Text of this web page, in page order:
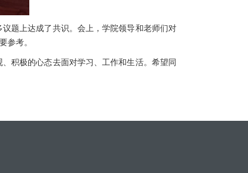
题上达成了共识。会上，学院领导和老师们对
参考。
积极的心态去面对学习、工作和生活。希望同